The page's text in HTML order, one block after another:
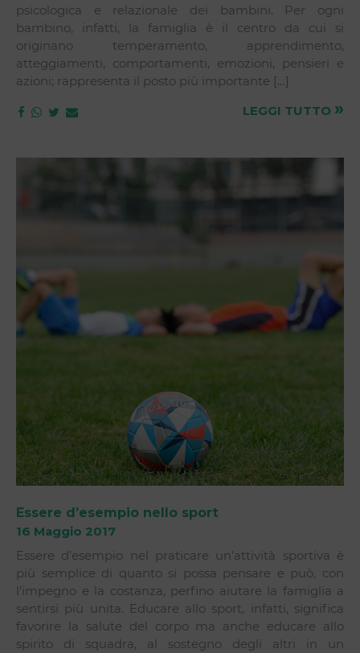
psicologica e relazionale dei bambini. Per ogni
bambino, infatti, la famiglia è il centro da cui si
originano temperamento, apprendimento,
atteggiamenti, comportamenti, emozioni, pensieri e
azioni; rappresenta il posto più importante […]
LEGGI TUTTO »
Essere d’esempio nello sport
16 Maggio 2017
Essere d’esempio nel praticare un’attività sportiva è
più semplice di quanto si possa pensare e può, con
l’impegno e la costanza, perfino aiutare la famiglia a
sentirsi più unita. Educare allo sport, infatti, significa
favorire la salute del corpo ma anche educare allo
spirito di squadra, al sostegno degli altri in un